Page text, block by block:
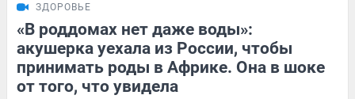
ЗДОРОВЬЕ
«В роддомах нет даже воды»:
акушерка уехала из России, чтобы
принимать роды в Африке. Она в шоке
от того, что увидела